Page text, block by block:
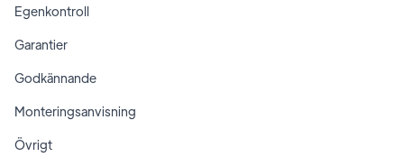
Egenkontroll
Garantier
Godkännande
Monteringsanvisning
Övrigt